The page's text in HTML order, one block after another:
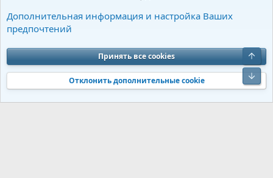
Cookies Charm by DCom
Обратная связь
Условия и правила
Политика конфиденциальности
Помощь
S
S
Community platform by XenForo® © 2010-2026 XenForo Ltd. Перевод от
Jumuro®|Media embeds via s9e/MediaSites
Дополнительная информация и настройка Ваших
предпочтений
Принять все cookies
Отклонить дополнительные cookie
Верх
Низ